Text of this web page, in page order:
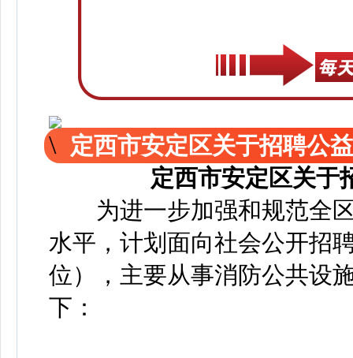
定西市安定区关于招聘公
定西市安定区关于
为进一步加强和规范全区
水平，计划面向社会公开招
位），主要从事消防公共设
下：